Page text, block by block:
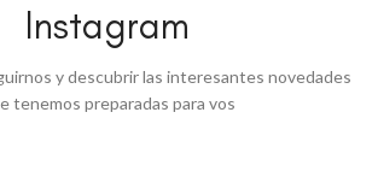
Instagram
y descubrir las interesantes novedades
tenemos preparadas para vos